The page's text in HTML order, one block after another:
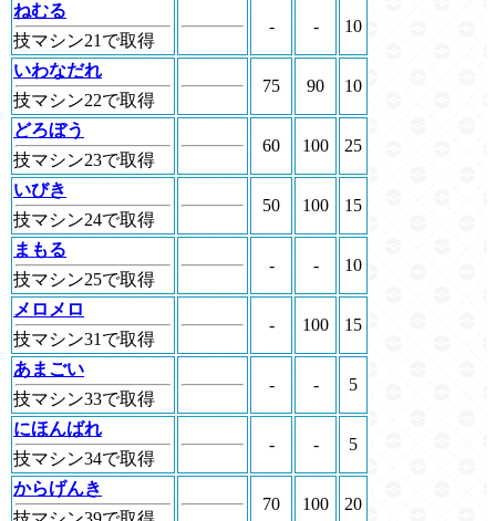
ねむる
技マシン21で取得
- - 10
いわなだれ
技マシン22で取得
75 90 10
どろぼう
技マシン23で取得
60 100 25
いびき
技マシン24で取得
50 100 15
まもる
技マシン25で取得
- - 10
メロメロ
技マシン31で取得
- 100 15
あまごい
技マシン33で取得
- - 5
にほんばれ
技マシン34で取得
- - 5
からげんき
70 100 20